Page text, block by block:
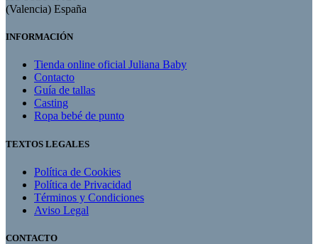
(Valencia) España
INFORMACIÓN
Tienda online oficial Juliana Baby
Contacto
Guía de tallas
Casting
Ropa bebé de punto
TEXTOS LEGALES
Política de Cookies
Política de Privacidad
Términos y Condiciones
Aviso Legal
CONTACTO